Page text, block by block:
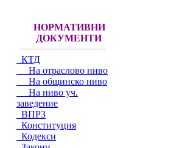
НОРМАТИВНИ
ДОКУМЕНТИ
КТД
На отраслово ниво
На общинско ниво
На ниво уч.
заведение
ВПРЗ
Конституция
Кодекси